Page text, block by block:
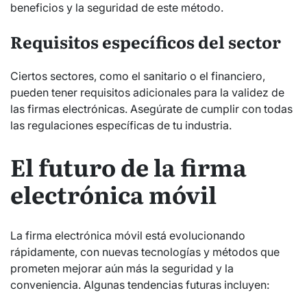
beneficios y la seguridad de este método.
Requisitos específicos del sector
Ciertos sectores, como el sanitario o el financiero,
pueden tener requisitos adicionales para la validez de
las firmas electrónicas. Asegúrate de cumplir con todas
las regulaciones específicas de tu industria.
El futuro de la firma
electrónica móvil
La firma electrónica móvil está evolucionando
rápidamente, con nuevas tecnologías y métodos que
prometen mejorar aún más la seguridad y la
conveniencia. Algunas tendencias futuras incluyen: